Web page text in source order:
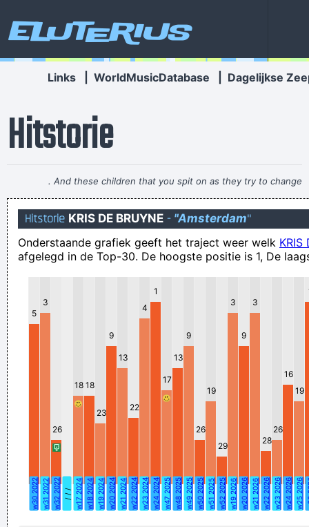
Eluterius
Links WorldMusicDatabase Dagelijkse
Hitstorie
. And these children that you spit on as they try to change
their worlds, they are immune to your consultations, they´ re
quite aware of what they´ re going through.~ David Bowie
Aardgas Jaskas Kaskouskas Edgardgasjas
Jaskansaskansjaskas
STVV: the tables have turned inderdaad! 360°!
Waar gaan we het vandaag eens over hebben? Aambeien?
Als je in de spiegel kijkt met je ogen dicht, zie je hoe je
eruitziet als je slaapt! Het werkt echt!
a purpose beats a shit job anyday...
In 4 thuiswedstrijden wist Standard er slechts 1 te boeken.
Hitstorie KRIS DE BRUYNE - "Amsterdam"
Onderstaande grafiek geeft het traject weer welk KRIS
afgelegd in de Top-30. De hoogste positie is 1, De
5
w30 2022
3
w31 2022
26
w32 2022 / / /
18
w17 2024
18
w18 2024
23
w19 2024
9
w20 2024
13
w21 2024
22
w22 2024
4
w23 2024
1
w24 2024
17
w47 2025
13
w48 2025
9
w49 2025
26
w50 2025
19
w51 2025
29
w52 2025
3
w19 2026
9
w20 2026
3
w21 2026
28
w22 2026
26
w23 2026
16
w24 2026
19
w25 2026